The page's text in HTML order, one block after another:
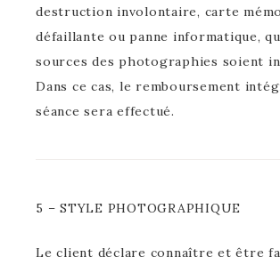
destruction involontaire, carte
défaillante ou panne informatique,
sources des photographies soient
Dans ce cas, le remboursement
séance sera effectué.
5 – STYLE PHOTOGRAPHIQUE
Le client déclare connaître et être